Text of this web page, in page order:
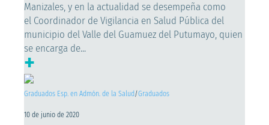
Manizales, y en la actualidad se desempeña como
el Coordinador de Vigilancia en Salud Pública del
municipio del Valle del Guamuez del Putumayo, quien
se encarga de...
+
Graduados Esp. en Admón. de la Salud/Graduados
10 de junio de 2020